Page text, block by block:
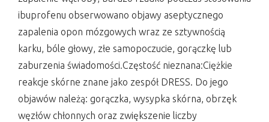
ibuprofenu obserwowano objawy aseptycznego
zapalenia opon mózgowych wraz ze sztywnością
karku, bóle głowy, złe samopoczucie, gorączkę lub
zaburzenia świadomości.Częstość nieznana:Ciężkie
reakcje skórne znane jako zespół DRESS. Do jego
objawów należą: gorączka, wysypka skórna, obrzęk
węzłów chłonnych oraz zwiększenie liczby